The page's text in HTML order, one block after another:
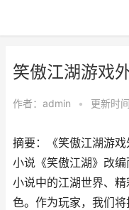
笑傲江湖游戏
作者： admin • 更新时
摘要：《笑傲江湖游
小说《笑傲江湖》改
小说中的江湖世界、
色。作为玩家，我们